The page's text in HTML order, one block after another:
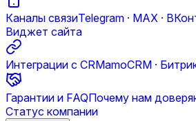
Каналы связиTelegram · MAX ·
Виджет сайта
Интеграции с CRMamoCRM ·
Гарантии и FAQПочему нам
Статус компании